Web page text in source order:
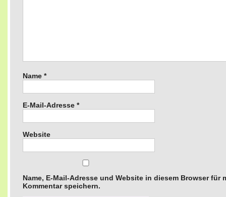
Name *
E-Mail-Adresse *
Website
Name, E-Mail-Adresse und Website in diesem Browser für
Kommentar speichern.